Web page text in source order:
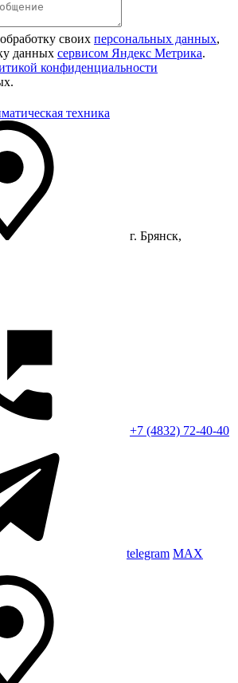
своих персональных данных,
данных сервисом Яндекс Метрика.
конфиденциальности
г. Брянск,
+7 (4832) 72-40-40
telegram MAX